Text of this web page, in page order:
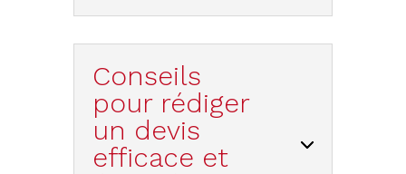
Conseils
pour rédiger
un devis
efficace et